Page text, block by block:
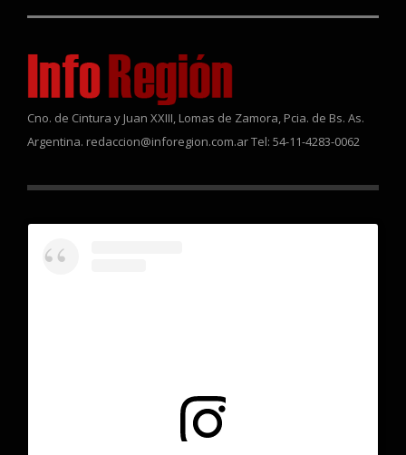
Cno. de Cintura y Juan XXIII, Lomas de Zamora, Pcia. de Bs. As.
Argentina. redaccion@inforegion.com.ar Tel: 54-11-4283-0062